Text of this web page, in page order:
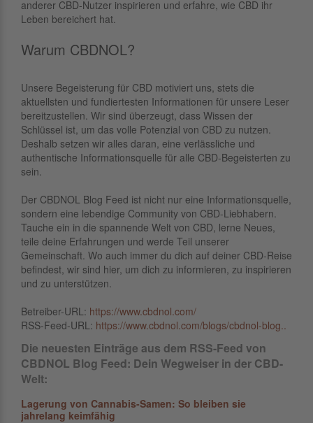
anderer CBD-Nutzer inspirieren und erfahre, wie CBD ihr
Leben bereichert hat.
Warum CBDNOL?
Unsere Begeisterung für CBD motiviert uns, stets die
aktuellsten und fundiertesten Informationen für unsere Leser
bereitzustellen. Wir sind überzeugt, dass Wissen der
Schlüssel ist, um das volle Potenzial von CBD zu nutzen.
Deshalb setzen wir alles daran, eine verlässliche und
authentische Informationsquelle für alle CBD-Begeisterten zu
sein.
Der CBDNOL Blog Feed ist nicht nur eine Informationsquelle,
sondern eine lebendige Community von CBD-Liebhabern.
Tauche ein in die spannende Welt von CBD, lerne Neues,
teile deine Erfahrungen und werde Teil unserer
Gemeinschaft. Wo auch immer du dich auf deiner CBD-Reise
befindest, wir sind hier, um dich zu informieren, zu inspirieren
und zu unterstützen.
Betreiber-URL: https://www.cbdnol.com/
RSS-Feed-URL: https://www.cbdnol.com/blogs/cbdnol-blog..
Die neuesten Einträge aus dem RSS-Feed von
CBDNOL Blog Feed: Dein Wegweiser in der CBD-
Welt:
Lagerung von Cannabis-Samen: So bleiben sie
jahrelang keimfähig